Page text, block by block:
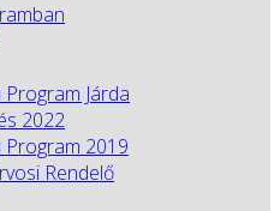
Járda
2022
Program 2019
Rendelő